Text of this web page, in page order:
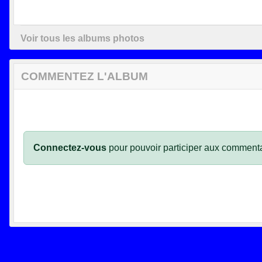
Voir tous les albums photos
COMMENTEZ L'ALBUM
Connectez-vous pour pouvoir participer aux